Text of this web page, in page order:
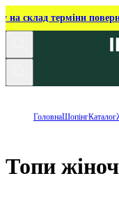
на склад терміни
ГоловнаШопінгКаталог
Топи